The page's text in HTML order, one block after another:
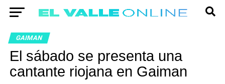
GAIMAN
El sábado se presenta una
cantante riojana en Gaiman